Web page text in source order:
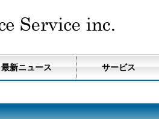
最新ニュース サービス